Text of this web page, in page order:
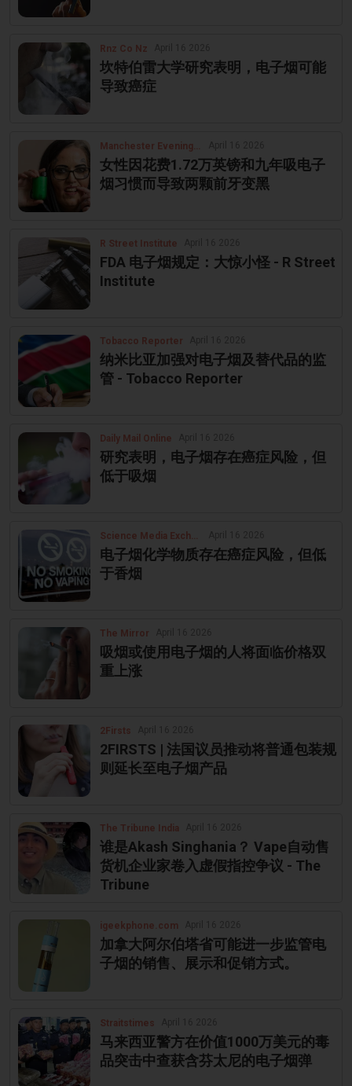
Rnz Co Nz
坎特伯雷大学研究表明，电子烟可能
导致癌症
Manchester Evening News
女性因花费1.72万英镑和九年吸电子
烟习惯而导致两颗前牙变黑
R Street Institute
FDA 电子烟规定：大惊小怪 - R Street
Institute
Tobacco Reporter
纳米比亚加强对电子烟及替代品的监
管 - Tobacco Reporter
Daily Mail Online
研究表明，电子烟存在癌症风险，但
低于吸烟
Science Media Exchange
电子烟化学物质存在癌症风险，但低
于香烟
The Mirror
吸烟或使用电子烟的人将面临价格双
重上涨
2Firsts
2FIRSTS | 法国议员推动将普通包装规
则延长至电子烟产品
The Tribune India
谁是Akash Singhania？ Vape自动售
货机企业家卷入虚假指控争议 - The
Tribune
igeekphone.com
加拿大阿尔伯塔省可能进一步监管电
子烟的销售、展示和促销方式。
Straitstimes
马来西亚警方在价值1000万美元的毒
品突击中查获含芬太尼的电子烟弹